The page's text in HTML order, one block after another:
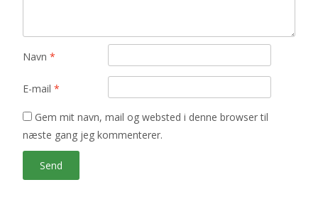
Navn *
E-mail *
Gem mit navn, mail og websted i denne browser til
næste gang jeg kommenterer.